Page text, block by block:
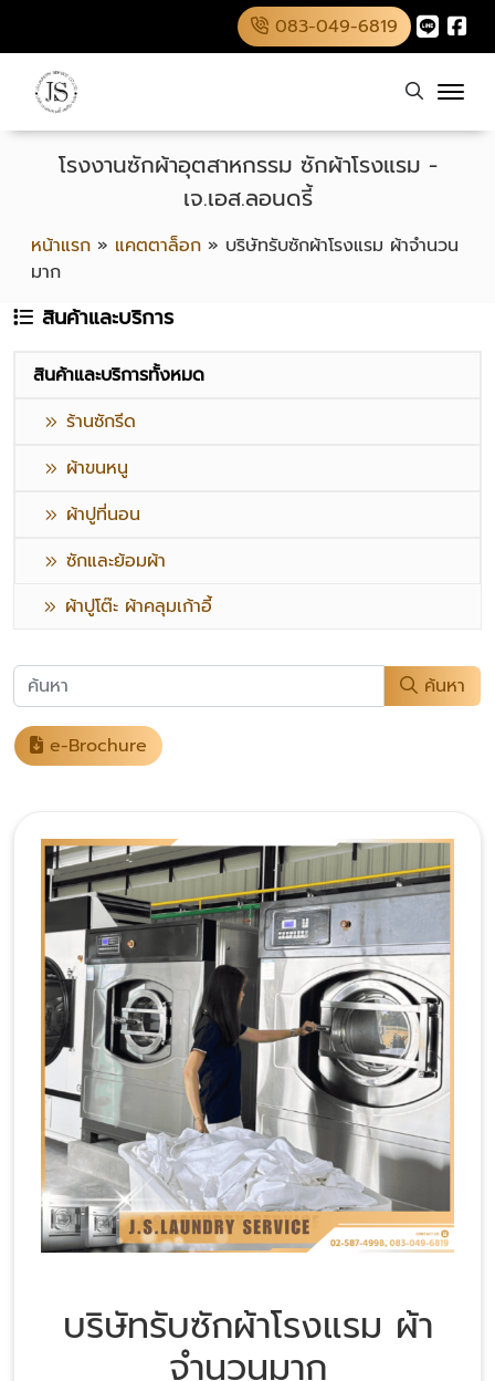
083-049-6819
หน้าแรก » แคตตาล็อก » บริษัทรับซักผ้าโรงแรม ผ้าจำนวน
มาก
โรงงานซักผ้าอุตสาหกรรม ซักผ้าโรงแรม -
เจ.เอส.ลอนดรี้
สินค้าและบริการ
สินค้าและบริการทั้งหมด
ร้านซักรีด
ผ้าขนหนู
ผ้าปูที่นอน
ซักและย้อมผ้า
ผ้าปูโต๊ะ ผ้าคลุมเก้าอี้
ค้นหา
e-Brochure
บริษัทรับซักผ้าโรงแรม ผ้า
จำนวนมาก